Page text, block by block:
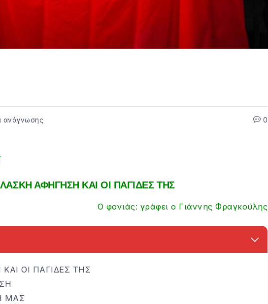
ανάγνωσης 0
ΑΦΗΓΗΣΗ ΚΑΙ ΟΙ ΠΑΓΙΔΕΣ ΤΗΣ
Ο φονιάς: γράφει ο Γιάννης Φραγκούλης
ΟΙ ΠΑΓΙΔΕΣ ΤΗΣ
ΜΑΣ